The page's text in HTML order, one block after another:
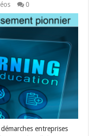
0
entreprises